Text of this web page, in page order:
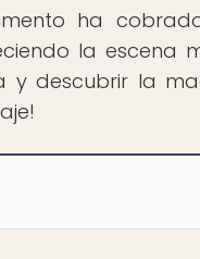
ha
la escena
descubrir la